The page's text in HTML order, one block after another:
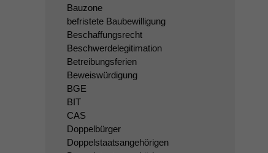
Bauzone
befristete Baubewilligung
Beschaffungsrecht
Beschwerdelegitimation
Betreibungsferien
Beweiswürdigung
BGE
BIT
CAS
Doppelbürger
Doppelstaatsangehörigen